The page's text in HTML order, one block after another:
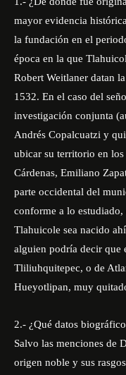
mayor evidencia
la fundación en el
época en la que
Robert Weitlaner datan
1532. En el caso del
investigación conjunta
Andrés Copalcuatzi y
ubicar su territorio en
Cárdenas, Emiliano
parte occidental del
conforme a lo estudiado,
Tlahuicole sea nacido
alguien podría decir que
Tliliuhquitepec, o de
Hueyotlipan, muy
2.- ¿Qué datos
Salvo las menciones de
origen noble y sus